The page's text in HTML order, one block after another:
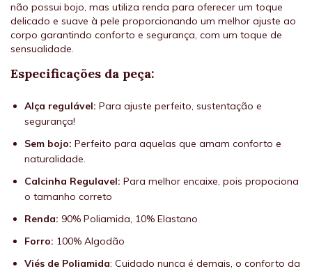
não possui bojo, mas utiliza renda para oferecer um toque
delicado e suave à pele proporcionando um melhor ajuste ao
corpo garantindo conforto e segurança, com um toque de
sensualidade.
Especificações da peça:
Alça regulável: Para ajuste perfeito, sustentação e
segurança!
Sem bojo: Perfeito para aquelas que amam conforto e
naturalidade.
Calcinha Regulavel: Para melhor encaixe, pois propociona
o tamanho correto
Renda: 90% Poliamida, 10% Elastano
Forro: 100% Algodão
Viés de Poliamida: Cuidado nunca é demais, o conforto da